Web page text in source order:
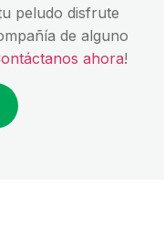
peludo disfrute
de alguno
ahora!